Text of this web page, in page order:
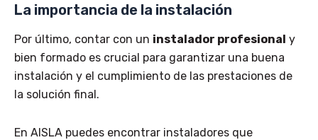
La importancia de la instalación
Por último, contar con un instalador profesional y
bien formado es crucial para garantizar una buena
instalación y el cumplimiento de las prestaciones de
la solución final.
En AISLA puedes encontrar instaladores que